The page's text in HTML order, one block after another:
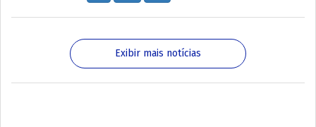
Exibir mais notícias